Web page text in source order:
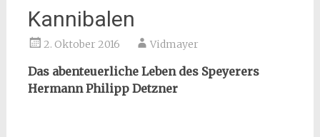
Kannibalen
2. Oktober 2016 Vidmayer
Das abenteuerliche Leben des Speyerers
Hermann Philipp Detzner